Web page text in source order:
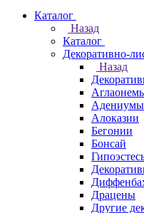
Каталог
Назад
Каталог
Декоративно-
Назад
Адениумы
Алоказии
Бегонии
Бонсай
Драцены
Другие